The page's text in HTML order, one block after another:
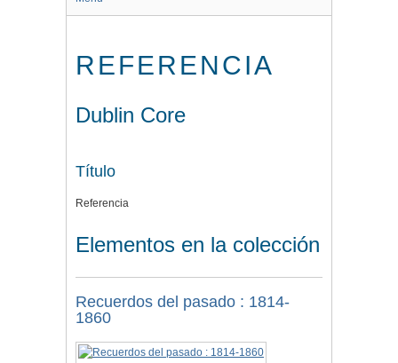
REFERENCIA
Dublin Core
Título
Referencia
Elementos en la colección
Recuerdos del pasado : 1814-
1860